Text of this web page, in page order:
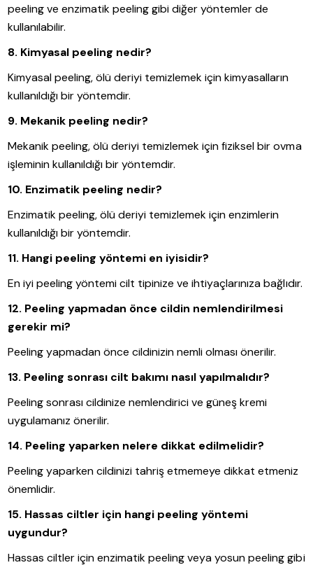
peeling ve enzimatik peeling gibi diğer yöntemler de
kullanılabilir.
8. Kimyasal peeling nedir?
Kimyasal peeling, ölü deriyi temizlemek için kimyasalların
kullanıldığı bir yöntemdir.
9. Mekanik peeling nedir?
Mekanik peeling, ölü deriyi temizlemek için fiziksel bir ovma
işleminin kullanıldığı bir yöntemdir.
10. Enzimatik peeling nedir?
Enzimatik peeling, ölü deriyi temizlemek için enzimlerin
kullanıldığı bir yöntemdir.
11. Hangi peeling yöntemi en iyisidir?
En iyi peeling yöntemi cilt tipinize ve ihtiyaçlarınıza bağlıdır.
12. Peeling yapmadan önce cildin nemlendirilmesi
gerekir mi?
Peeling yapmadan önce cildinizin nemli olması önerilir.
13. Peeling sonrası cilt bakımı nasıl yapılmalıdır?
Peeling sonrası cildinize nemlendirici ve güneş kremi
uygulamanız önerilir.
14. Peeling yaparken nelere dikkat edilmelidir?
Peeling yaparken cildinizi tahriş etmemeye dikkat etmeniz
önemlidir.
15. Hassas ciltler için hangi peeling yöntemi
uygundur?
Hassas ciltler için enzimatik peeling veya yosun peeling gibi